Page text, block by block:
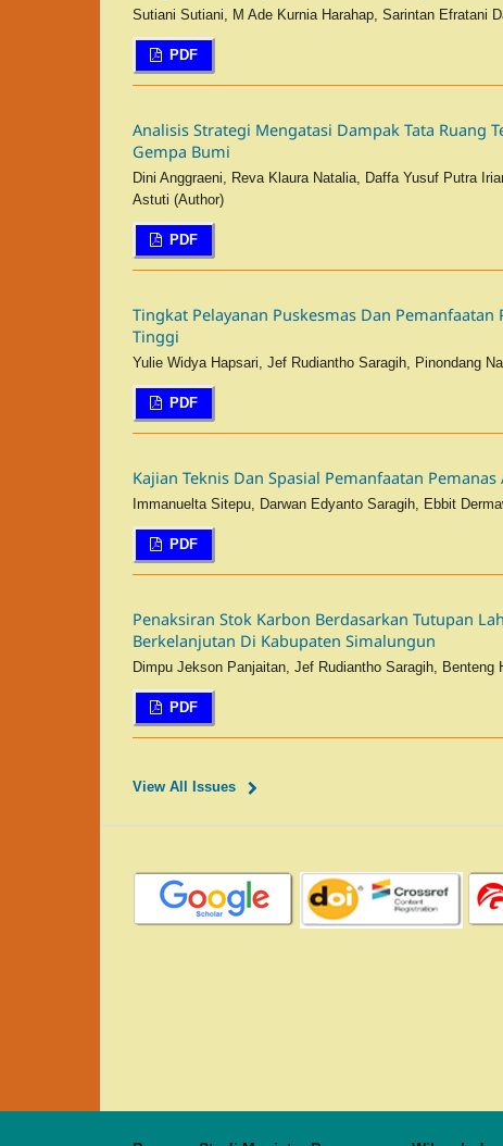
Sutiani Sutiani, M Ade Kurnia Harahap, Sarintan Efratani
PDF
Analisis Strategi Mengatasi Dampak Tata Ruang
Gempa Bumi
Dini Anggraeni, Reva Klaura Natalia, Daffa Yusuf Putra
Astuti (Author)
PDF
Tingkat Pelayanan Puskesmas Dan
Tinggi
Yulie Widya Hapsari, Jef Rudiantho Saragih, Pinondang
PDF
Kajian Teknis Dan Spasial Pemanfaatan
Immanuelta Sitepu, Darwan Edyanto Saragih, Ebbit
PDF
Penaksiran Stok Karbon Berdasarkan Tutupan
Berkelanjutan Di Kabupaten Simalungun
Dimpu Jekson Panjaitan, Jef Rudiantho Saragih, Benteng
PDF
View All Issues